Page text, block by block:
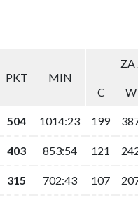
PKT MIN
ZA
C
W
504 1014:23 199
403 853:54 121
315 702:43 107
PKT MIN
ZA
C
W
504 1014:23 199
403 853:54 121
315 702:43 107